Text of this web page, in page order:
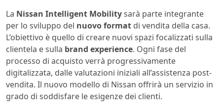
La Nissan Intelligent Mobilitysarà parte integrante
per lo sviluppo del nuovo format di vendita della casa.
L’obiettivo è quello di creare nuovi spazi focalizzati sulla
clientela e sulla brand experience. Ogni fase del
processo di acquisto verrà progressivamente
digitalizzata, dalle valutazioni iniziali all’assistenza post-
vendita. Il nuovo modello di Nissan offrirà un servizio in
grado di soddisfare le esigenze dei clienti.